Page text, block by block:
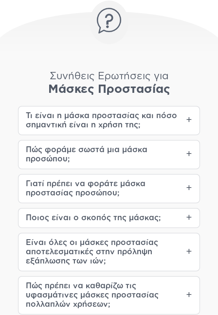
Συνήθεις Ερωτήσεις για
Μάσκες Προστασίας
Τι είναι η μάσκα προστασίας και πόσο
σημαντική είναι η χρήση της;
Πώς φοράμε σωστά μια μάσκα
προσώπου;
Γιατί πρέπει να φοράτε μάσκα
προστασίας προσώπου;
Ποιος είναι ο σκοπός της μάσκας;
Είναι όλες οι μάσκες προστασίας
αποτελεσματικές στην πρόληψη
εξάπλωσης των ιών;
Πώς πρέπει να καθαρίζω τις
υφασμάτινες μάσκες προστασίας
πολλαπλών χρήσεων;